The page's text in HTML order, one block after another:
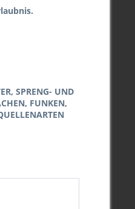
SPRENG- UND
FUNKEN,